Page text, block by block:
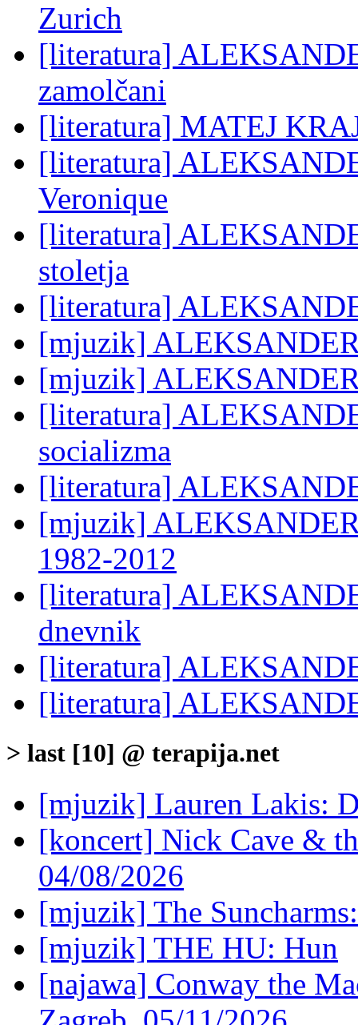
Zurich
[literatura]
zamolčani
[literatura] MATEJ
[literatura]
Veronique
[literatura]
stoletja
[literatura]
[mjuzik]
[mjuzik] ALEKSANDER
[literatura]
socializma
[literatura]
[mjuzik]
1982-2012
[literatura]
dnevnik
[literatura]
[literatura]
> last [10] @ terapija.net
[mjuzik] Lauren Lakis:
[koncert] Nick Cave &
04/08/2026
[mjuzik] The
[mjuzik] THE HU: Hun
[najawa] Conway the